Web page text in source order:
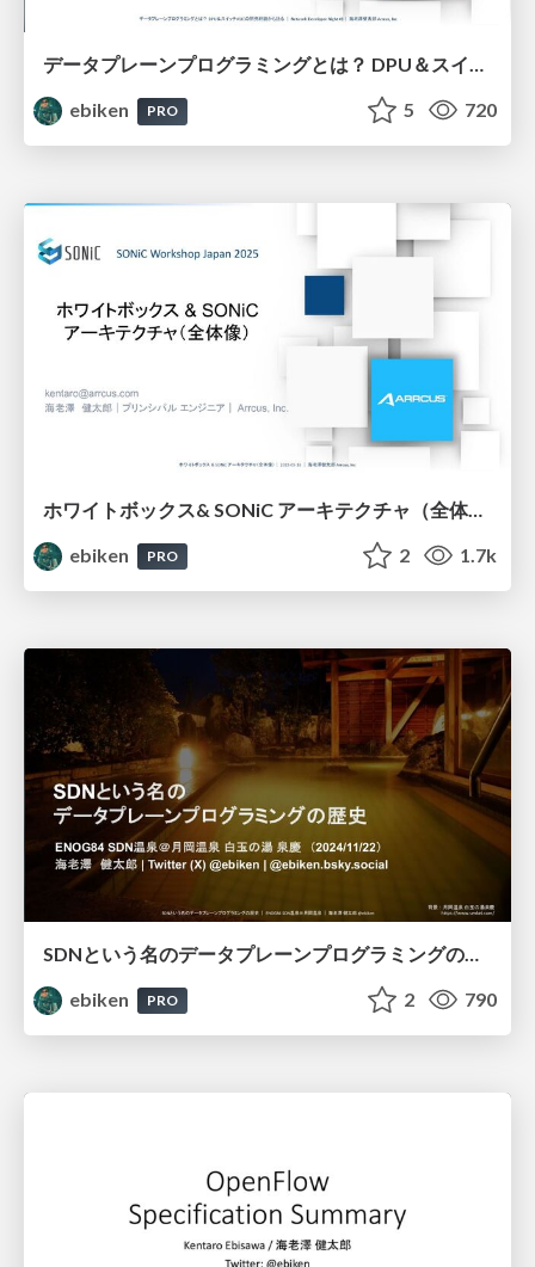
データプレーンプログラミングとは？ DPU＆スイッチASICの開発経験から語る
ebiken
PRO 5 720
ホワイトボックス& SONiC アーキテクチャ（全体像） - SONiC Workshop Japan 2025
ebiken
PRO 2 1.7k
SDNという名のデータプレーンプログラミングの歴史
ebiken
PRO 2 790